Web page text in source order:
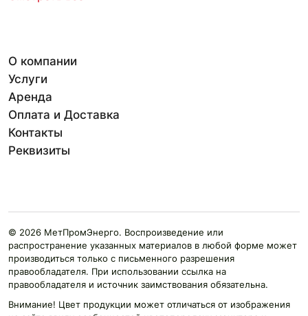
О компании
Услуги
Аренда
Оплата и Доставка
Контакты
Реквизиты
© 2026 МетПромЭнерго. Воспроизведение или
распространение указанных материалов в любой форме может
производиться только с письменного разрешения
правообладателя. При использовании ссылка на
правообладателя и источник заимствования обязательна.
Внимание! Цвет продукции может отличаться от изображения